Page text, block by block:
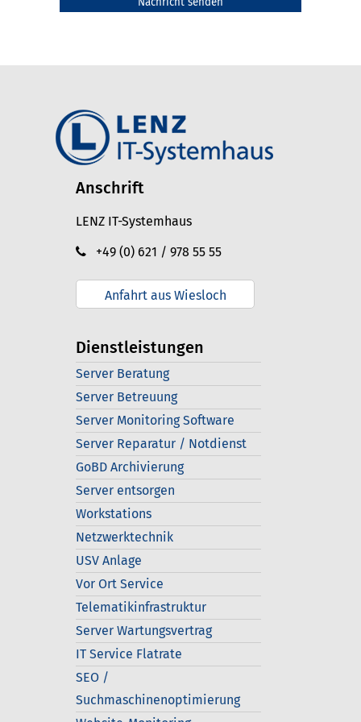
Anschrift
LENZ IT-Systemhaus
+49 (0) 621 / 978 55 55
Anfahrt aus Wiesloch
Dienstleistungen
Server Beratung
Server Betreuung
Server Monitoring Software
Server Reparatur / Notdienst
GoBD Archivierung
Server entsorgen
Workstations
Netzwerktechnik
USV Anlage
Vor Ort Service
Telematikinfrastruktur
Server Wartungsvertrag
IT Service Flatrate
SEO /
Suchmaschinenoptimierung